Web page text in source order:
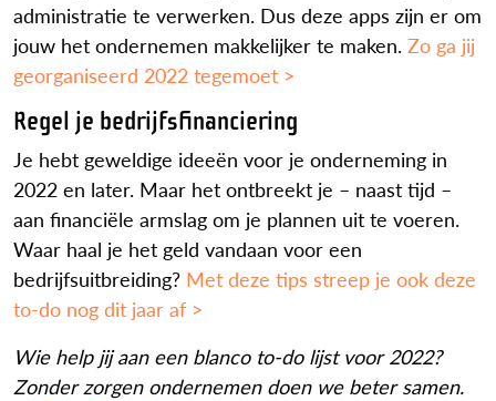
administratie te verwerken. Dus deze apps zijn er om
jouw het ondernemen makkelijker te maken. Zo ga jij
georganiseerd 2022 tegemoet >
Regel je bedrijfsfinanciering
Je hebt geweldige ideeën voor je onderneming in
2022 en later. Maar het ontbreekt je – naast tijd –
aan financiële armslag om je plannen uit te voeren.
Waar haal je het geld vandaan voor een
bedrijfsuitbreiding? Met deze tips streep je ook deze
to-do nog dit jaar af >
Wie help jij aan een blanco to-do lijst voor 2022?
Zonder zorgen ondernemen doen we beter samen.